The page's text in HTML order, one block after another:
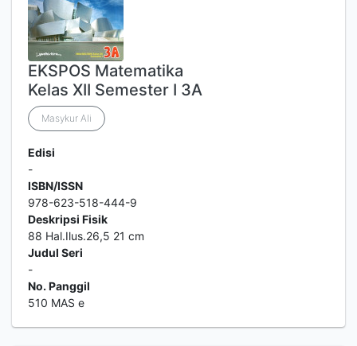
EKSPOS Matematika
Kelas XII Semester I 3A
Masykur Ali
Edisi
-
ISBN/ISSN
978-623-518-444-9
Deskripsi Fisik
88 Hal.Ilus.26,5 21 cm
Judul Seri
-
No. Panggil
510 MAS e